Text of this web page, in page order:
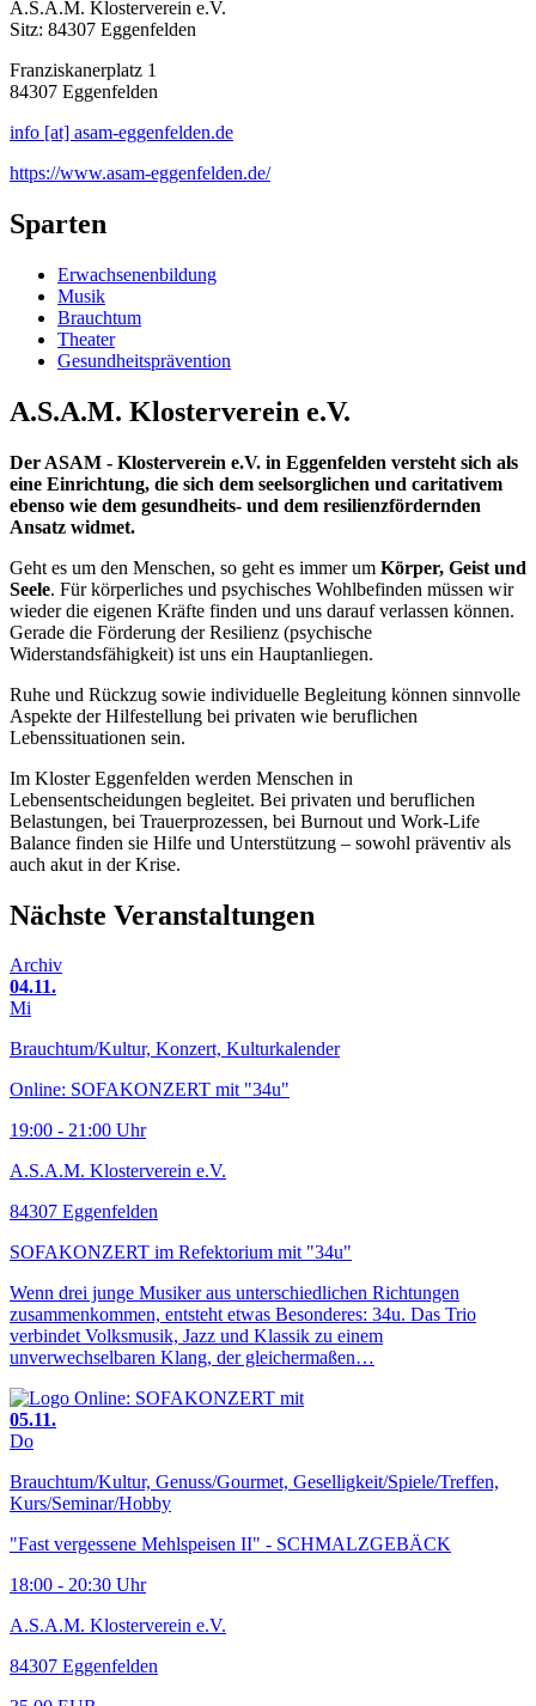
A.S.A.M. Klosterverein e.V.
Sitz: 84307 Eggenfelden
Franziskanerplatz 1
84307 Eggenfelden
info [at] asam-eggenfelden.de
https://www.asam-eggenfelden.de/
Sparten
Erwachsenenbildung
Musik
Brauchtum
Theater
Gesundheitsprävention
A.S.A.M. Klosterverein e.V.
Der ASAM - Klosterverein e.V. in Eggenfelden versteht sich als
eine Einrichtung, die sich dem seelsorglichen und caritativem
ebenso wie dem gesundheits- und dem resilienzfördernden
Ansatz widmet.
Geht es um den Menschen, so geht es immer um Körper, Geist und
Seele. Für körperliches und psychisches Wohlbefinden müssen wir
wieder die eigenen Kräfte finden und uns darauf verlassen können.
Gerade die Förderung der Resilienz (psychische
Widerstandsfähigkeit) ist uns ein Hauptanliegen.
Ruhe und Rückzug sowie individuelle Begleitung können sinnvolle
Aspekte der Hilfestellung bei privaten wie beruflichen
Lebenssituationen sein.
Im Kloster Eggenfelden werden Menschen in
Lebensentscheidungen begleitet. Bei privaten und beruflichen
Belastungen, bei Trauerprozessen, bei Burnout und Work-Life
Balance finden sie Hilfe und Unterstützung – sowohl präventiv als
auch akut in der Krise.
Nächste Veranstaltungen
Archiv
04.11.
Mi
Brauchtum/Kultur, Konzert, Kulturkalender
Online: SOFAKONZERT mit "34u"
19:00 - 21:00 Uhr
A.S.A.M. Klosterverein e.V.
84307 Eggenfelden
SOFAKONZERT im Refektorium mit "34u"
Wenn drei junge Musiker aus unterschiedlichen Richtungen
zusammenkommen, entsteht etwas Besonderes: 34u. Das Trio
verbindet Volksmusik, Jazz und Klassik zu einem
unverwechselbaren Klang, der gleichermaßen…
05.11.
Do
Brauchtum/Kultur, Genuss/Gourmet, Geselligkeit/Spiele/Treffen,
Kurs/Seminar/Hobby
"Fast vergessene Mehlspeisen II" - SCHMALZGEBÄCK
18:00 - 20:30 Uhr
A.S.A.M. Klosterverein e.V.
84307 Eggenfelden